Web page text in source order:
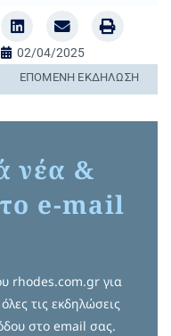
02/04/2025
ΕΠΌΜΕΝΗ ΕΚΔΉΛΩΣΗ
νέα &
e-mail
rhodes.com.gr για
τις εκδηλώσεις
στο email σας.